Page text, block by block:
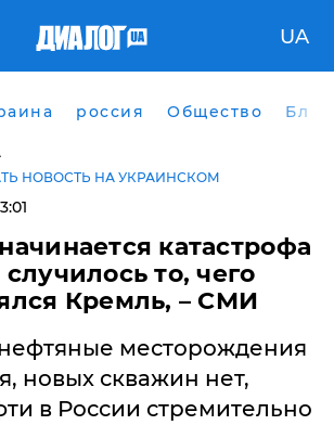
UA
россия Общество
НОВОСТЬ НА УКРАИНСКОМ
катастрофа
то, чего
Кремль, – СМИ
месторождения
новых скважин нет,
в России стремительно